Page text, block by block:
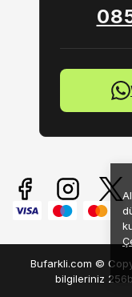
Bufarkli.com ©
bilgileriniz